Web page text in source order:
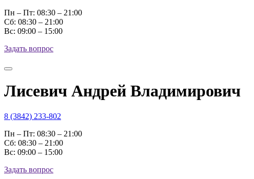
Пн – Пт: 08:30 – 21:00
Cб: 08:30 – 21:00
Вс: 09:00 – 15:00
Задать вопрос
Лисевич Андрей Владимирович
8 (3842) 233-802
Пн – Пт: 08:30 – 21:00
Cб: 08:30 – 21:00
Вс: 09:00 – 15:00
Задать вопрос